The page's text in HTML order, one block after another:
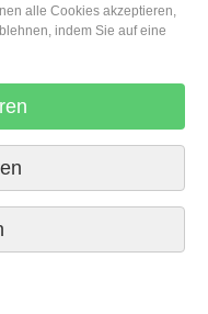
alle Cookies akzeptieren,
indem Sie auf eine